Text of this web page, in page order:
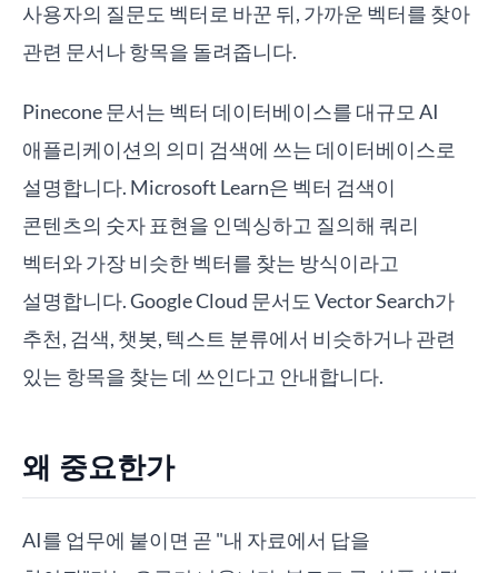
사용자의 질문도 벡터로 바꾼 뒤, 가까운 벡터를 찾아
관련 문서나 항목을 돌려줍니다.
Pinecone 문서는 벡터 데이터베이스를 대규모 AI
애플리케이션의 의미 검색에 쓰는 데이터베이스로
설명합니다. Microsoft Learn은 벡터 검색이
콘텐츠의 숫자 표현을 인덱싱하고 질의해 쿼리
벡터와 가장 비슷한 벡터를 찾는 방식이라고
설명합니다. Google Cloud 문서도 Vector Search가
추천, 검색, 챗봇, 텍스트 분류에서 비슷하거나 관련
있는 항목을 찾는 데 쓰인다고 안내합니다.
왜 중요한가
AI를 업무에 붙이면 곧 "내 자료에서 답을